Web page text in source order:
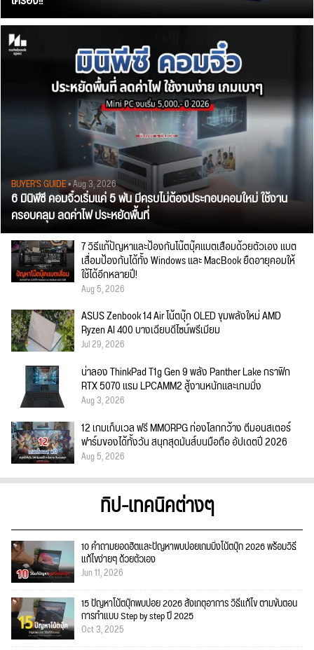
BUYER'S GUIDE• Aug 3, 2026
6 มินิพีซี คอมจิ๋วเริ่มแค่ 5 พัน มีครบไม่ต้องประกอบคอมใหม่ ใช้งาน
ครอบคลุม ลดค่าไฟ ประหยัดพื้นที่
7 วิธีแก้ปัญหาและป้องกันโน๊ตบุ๊คแบตเสื่อมด้วยตัวเอง แบต
เสื่อมป้องกันได้ทั้ง Windows และ MacBook ยืดอายุคอมให้
ใช้ได้อีกหลายปี!
Aug 5, 2026
ASUS Zenbook 14 Air โน้ตบุ๊ก OLED ขุมพลังใหม่ AMD
Ryzen AI 400 บางเฉียบดีไซน์พรีเมียม
Jul 29, 2026
น่าลอง ThinkPad T1g Gen 9 พลัง Panther Lake กราฟิก
RTX 5070 แรม LPCAMM2 สู้งานหนักและเกมมิ่ง
Aug 3, 2026
12 เกมเก็บเวล ฟรี MMORPG ท่องโลกกว้าง ตีมอนสเตอร์
ฟาร์มของได้ทั้งวัน สนุกสุดมันส์บนมือถือ อัปเดตปี 2026
Aug 5, 2026
ทิป-เทคนิคต่างๆ
10 คำถามยอดฮิตและปัญหาพบบ่อยเกมมิ่งโน้ตบุ๊ก 2026 พร้อมวิธี
แก้ไขง่ายๆ ด้วยตัวเอง
Jun 11, 2026
15 ปัญหาโน้ตบุ๊กพบบ่อย 2026 สังเกตุอาการ วิธีแก้ไข ตามขั้นตอน
การทำแบบ Step by step ปี 2025
Oct 3, 2025